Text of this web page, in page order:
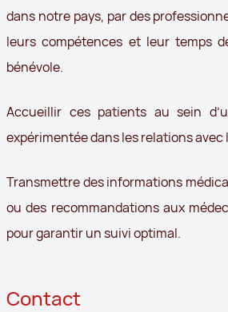
dans notre pays, par des
leurs compétences et leur temps
bénévole.
Accueillir ces patients au sein
expérimentée dans les relations avec
Transmettre des informations
ou des recommandations aux
pour garantir un suivi optimal.
Contact